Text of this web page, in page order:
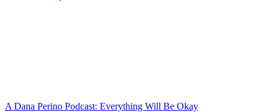
A Dana Perino Podcast: Everything Will Be Okay